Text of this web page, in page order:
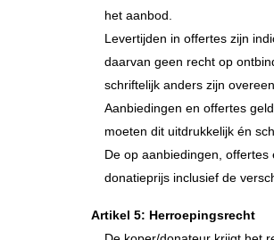
het aanbod.
Levertijden in offertes zijn
daarvan geen recht op
schriftelijk anders zijn
Aanbiedingen en offertes
moeten dit uitdrukkelijk én
De op aanbiedingen,
donatieprijs inclusief de
Artikel 5: Herroepingsrecht